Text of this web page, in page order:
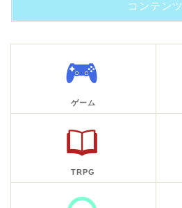
コンテンツ
ゲーム
TRPG